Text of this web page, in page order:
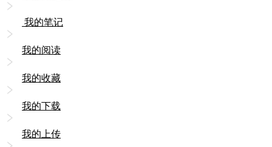
我的笔记
我的阅读
我的收藏
我的下载
我的上传